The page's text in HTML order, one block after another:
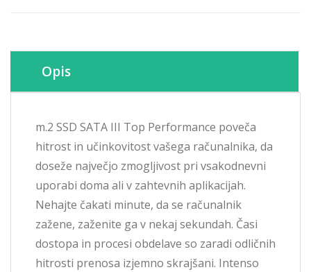
Opis
m.2 SSD SATA III Top Performance poveča
hitrost in učinkovitost vašega računalnika, da
doseže največjo zmogljivost pri vsakodnevni
uporabi doma ali v zahtevnih aplikacijah.
Nehajte čakati minute, da se računalnik
zažene, zaženite ga v nekaj sekundah. Časi
dostopa in procesi obdelave so zaradi odličnih
hitrosti prenosa izjemno skrajšani. Intenso